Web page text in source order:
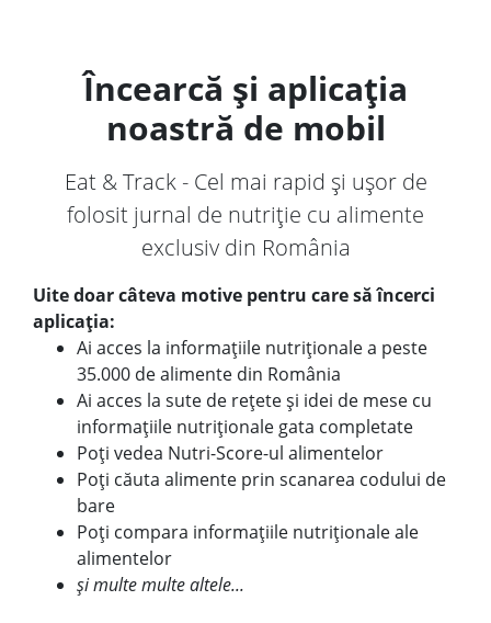
Încearcă și aplicația
noastră de mobil
Eat & Track - Cel mai rapid și ușor de
folosit jurnal de nutriție cu alimente
exclusiv din România
Uite doar câteva motive pentru care să încerci
aplicația:
Ai acces la informațiile nutriționale a peste
35.000 de alimente din România
Ai acces la sute de rețete și idei de mese cu
informațiile nutriționale gata completate
Poți vedea Nutri-Score-ul alimentelor
Poți căuta alimente prin scanarea codului de
bare
Poți compara informațiile nutriționale ale
alimentelor
și multe multe altele...